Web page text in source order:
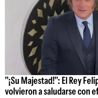
"¡Su Majestad!": El Rey
volvieron a saludarse con